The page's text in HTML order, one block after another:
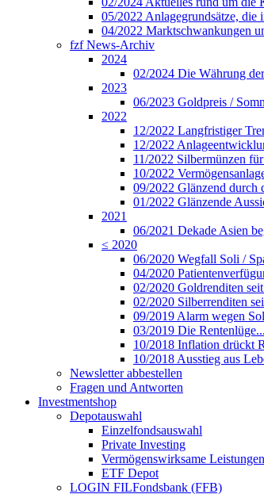
05/2022 Anlagegrundsätze, die
04/2022 Marktschwankungen
fzf News-Archiv
2024
02/2024 Die Währung
2023
06/2023 Goldpreis /
2022
12/2022 Langfristiger
12/2022
11/2022 Silbermünzen
10/2022
09/2022 Glänzend durch
01/2022 Glänzende
2021
06/2021 Dekade Asien
≤ 2020
06/2020 Wegfall Soli /
04/2020
02/2020 Goldrenditen seit
02/2020 Silberrenditen
09/2019 Alarm wegen
03/2019 Die Rentenlüge...
10/2018 Inflation drückt
10/2018 Ausstieg aus
Newsletter abbestellen
Fragen und Antworten
Investmentshop
Depotauswahl
Einzelfondsauswahl
Private Investing
Vermögenswirksame Leistungen
ETF Depot
LOGIN FILFondsbank (FFB)